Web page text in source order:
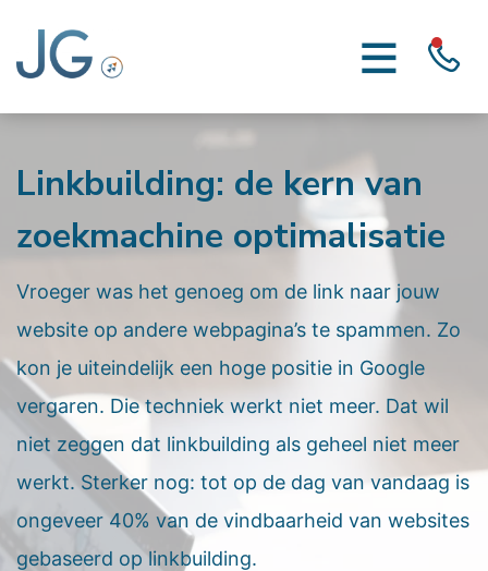
Linkbuilding: de kern van
zoekmachine optimalisatie
Vroeger was het genoeg om de link naar jouw
website op andere webpagina’s te spammen. Zo
kon je uiteindelijk een hoge positie in Google
vergaren. Die techniek werkt niet meer. Dat wil
niet zeggen dat linkbuilding als geheel niet meer
werkt. Sterker nog: tot op de dag van vandaag is
ongeveer 40% van de vindbaarheid van websites
gebaseerd op linkbuilding.